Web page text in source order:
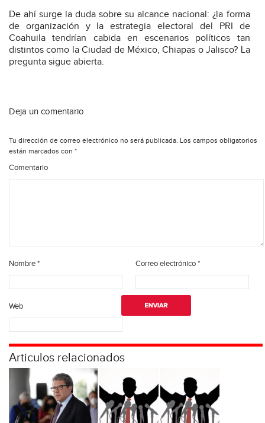
De ahí surge la duda sobre su alcance nacional: ¿la forma
de organización y la estrategia electoral del PRI de
Coahuila tendrían cabida en escenarios políticos tan
distintos como la Ciudad de México, Chiapas o Jalisco? La
pregunta sigue abierta.
Deja un comentario
Tu dirección de correo electrónico no será publicada. Los campos obligatorios
están marcados con *
Comentario
Nombre* Correo electrónico*
Web
Articulos relacionados